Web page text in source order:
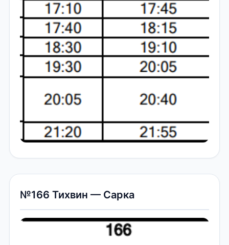
№166 Тихвин — Сарка